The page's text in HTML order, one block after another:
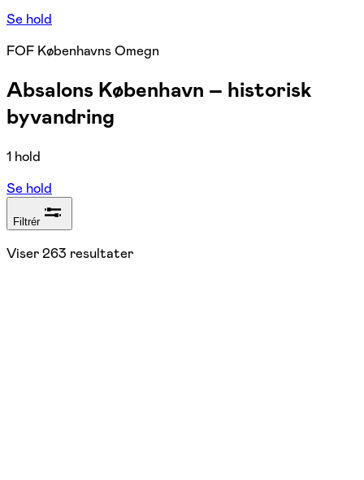
Se hold
FOF Københavns Omegn
Absalons København – historisk
byvandring
1 hold
Se hold
Filtrér
Viser263 resultater